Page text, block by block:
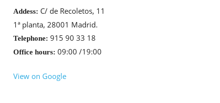
Addess: C/ de Recoletos, 11
1ª planta, 28001 Madrid.
Telephone: 915 90 33 18
Office hours: 09:00 /19:00
View on Google